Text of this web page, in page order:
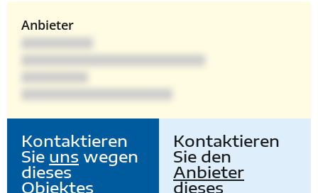
Anbieter
Kontaktieren
Sie uns wegen
dieses
Objektes
Kontaktieren
Sie den
Anbieter
dieses